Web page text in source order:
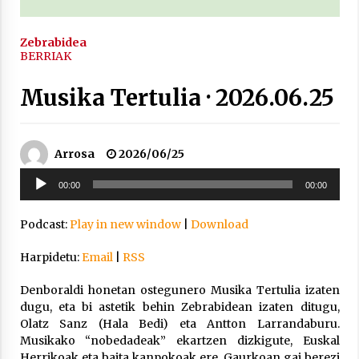
2021/11/12
esker guztioi!
2021/11/11
Zebrabidea
BERRIAK
Musika Tertulia · 2026.06.25
Arrosa
2026/06/25
Soinu
erreproduzigailua
00:00 00:00
Podcast:Play in new window| Download
Harpidetu:Email| RSS
Denboraldi honetan ostegunero Musika Tertulia izaten
dugu, eta bi astetik behin Zebrabidean izaten ditugu,
Olatz Sanz (Hala Bedi) eta Antton Larrandaburu.
Musikako “nobedadeak” ekartzen dizkigute, Euskal